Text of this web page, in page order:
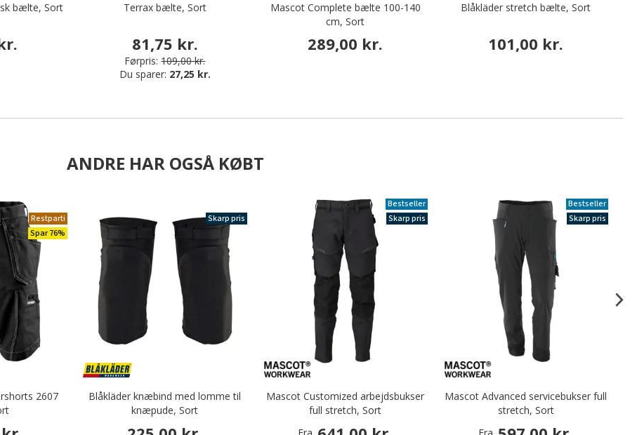
bælte, Sort Terrax bælte, Sort
81,75 kr.
Førpris: 109,00 kr.
Du sparer: 27,25 kr.
Mascot Complete bælte 100-140
cm, Sort
289,00 kr.
Blåkläder stretch bælte, Sort
101,00 kr.
ANDRE HAR OGSÅ KØBT
Restparti
Spar 76%
2607
Skarp pris
Blåkläder knæbind med lomme til
knæpude, Sort
Bestseller
Skarp pris
Mascot Customized arbejdsbukser
full stretch, Sort
Fra
Bestseller
Skarp pris
Mascot Advanced servicebukser full
stretch, Sort
Fra